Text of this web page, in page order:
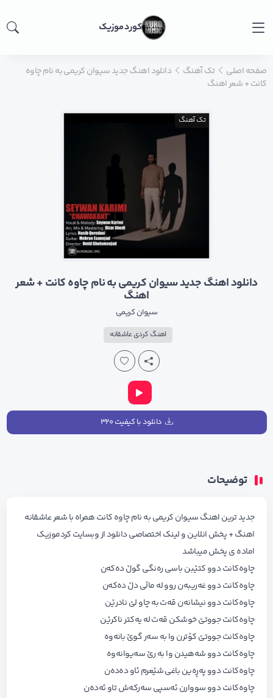
کورد موزیک
صفحه اصلی تک آهنگ
دانلود اهنگ جدید سیوان کریمی به نام چاوه
کانت + شعر اهنگ
تک آهنگ
دانلود اهنگ جدید سیوان کریمی به نام چاوه کانت + شعر
اهنگ
سیوان کریمی
اهنگ کردی عاشقانه
دانلود با کیفیت ۳۲۰
توضیحات
جدید ترین اهنگ سیوان کریمی به نام چاوه کانت همراه با شعر عاشقانه
اهنگ + پخش انلاین و لینک اختصاصی دانلود از وبسایت کردموزیک
اماده ی پخش میباشد
چاوەکانت دوو کتێبن باسی رەنگی گوڵ دەکەن
چاوەکانت دوو غەریبەن روو لە ماڵی دڵ دەکەن
چاوەکانت دوو نیشانەن قەت بە چاو لێ نادرێن
چاوەکانت جووتێ خوشکن قەت لە یەکتر ناکرێن
چاوەکانت جووتێ کۆترن وا بە سەر گوێ بانەوە
چاوەکانت دوو شەهیدن وا بە رێ سەیوانەوە
چاوەکانت دوو پەڕەین باغی شێعرم ئاو دەدەن
چاوەکانت دوو سووارن ئەسپی سەرکەش تاو ئەدەن